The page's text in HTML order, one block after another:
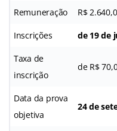
Remuneração R$
Inscrições de 19 de
Taxa de
inscrição
de R$
Data da prova
objetiva
24 de